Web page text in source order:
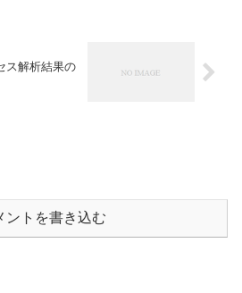
ス解析結果の
ントを書き込む